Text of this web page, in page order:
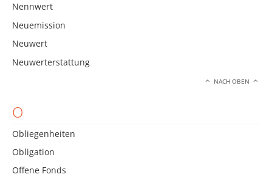
Nennwert
Neuemission
Neuwert
Neuwerterstattung
NACH OBEN
O
Obliegenheiten
Obligation
Offene Fonds